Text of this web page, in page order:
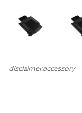
disclaimer.аccessory